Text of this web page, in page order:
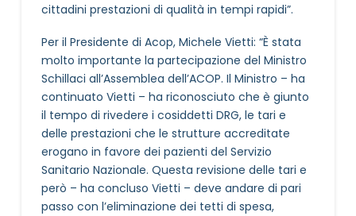
cittadini prestazioni di qualità in tempi rapidi”.
Per il Presidente di Acop, Michele Vietti: “È stata
molto importante la partecipazione del Ministro
Schillaci all’Assemblea dell’ACOP. Il Ministro – ha
continuato Vietti – ha riconosciuto che è giunto
il tempo di rivedere i cosiddetti DRG, le tari e
delle prestazioni che le strutture accreditate
erogano in favore dei pazienti del Servizio
Sanitario Nazionale. Questa revisione delle tari e
però – ha concluso Vietti – deve andare di pari
passo con l’eliminazione dei tetti di spesa,